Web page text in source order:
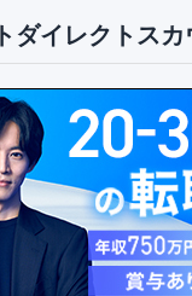
ダイレクトスカ